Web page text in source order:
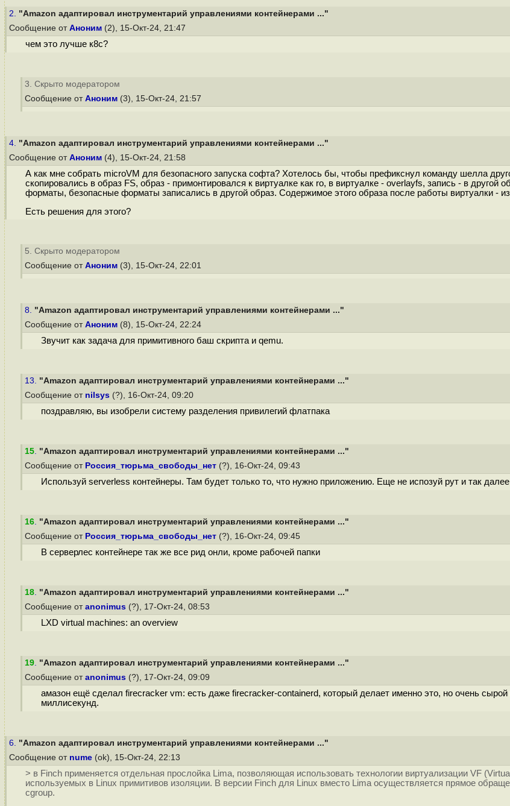
2. "Amazon адаптировал инструментарий управлениями контейнерами ..."
Сообщение от Аноним (2), 15-Окт-24, 21:47
чем это лучше к8с?
3. Скрыто модератором
Сообщение от Аноним (3), 15-Окт-24, 21:57
4. "Amazon адаптировал инструментарий управлениями контейнерами ..."
Сообщение от Аноним (4), 15-Окт-24, 21:58
А как мне собрать microVM для безопасного запуска софта? Хотелось бы, чтобы префикснул команду шелла
скопировались в образ FS, образ - примонтировался к виртуалке как ro, в виртуалке - overlayfs, запись - в
форматы, безопасные форматы записались в другой образ. Содержимое этого образа после работы виртуалки -
Есть решения для этого?
5. Скрыто модератором
Сообщение от Аноним (3), 15-Окт-24, 22:01
8. "Amazon адаптировал инструментарий управлениями контейнерами ..."
Сообщение от Аноним (8), 15-Окт-24, 22:24
Звучит как задача для примитивного баш скрипта и qemu.
13. "Amazon адаптировал инструментарий управлениями контейнерами ..."
Сообщение от nilsys (?), 16-Окт-24, 09:20
поздравляю, вы изобрели систему разделения привилегий флатпака
15. "Amazon адаптировал инструментарий управлениями контейнерами ..."
Сообщение от Россия_тюрьма_свободы_нет (?), 16-Окт-24, 09:43
Используй serverless контейнеры. Там будет только то, что нужно приложению. Еще не испозуй рут и так далее
16. "Amazon адаптировал инструментарий управлениями контейнерами ..."
Сообщение от Россия_тюрьма_свободы_нет (?), 16-Окт-24, 09:45
В серверлес контейнере так же все рид онли, кроме рабочей папки
18. "Amazon адаптировал инструментарий управлениями контейнерами ..."
Сообщение от anonimus (?), 17-Окт-24, 08:53
LXD virtual machines: an overview
19. "Amazon адаптировал инструментарий управлениями контейнерами ..."
Сообщение от anonimus (?), 17-Окт-24, 09:09
амазон ещё сделал firecracker vm: есть даже firecracker-containerd, который делает именно это, но очень сырой
миллисекунд.
6. "Amazon адаптировал инструментарий управлениями контейнерами ..."
Сообщение от nume (ok), 15-Окт-24, 22:13
> в Finch применяется отдельная прослойка Lima, позволяющая использовать технологии виртуализации VF
используемых в Linux примитивов изоляции. В версии Finch для Linux вместо Lima осуществляется прямое
cgroup.